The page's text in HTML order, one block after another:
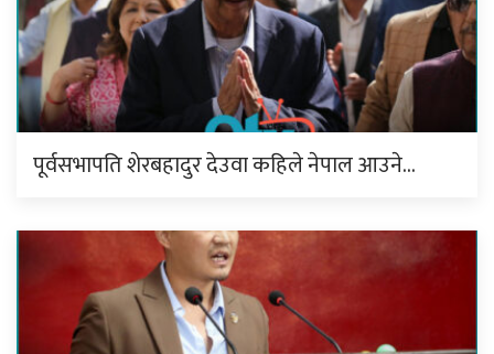
पूर्वसभापति शेरबहादुर देउवा कहिले नेपाल आउने…